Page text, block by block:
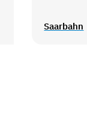
Saarbahn